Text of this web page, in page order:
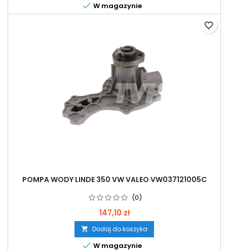
 W magazynie
POMPA WODY LINDE 350 VW VALEO VW037121005C
(0)
147,10 zł
 Dodaj do koszyka
 W magazynie
favorite_border